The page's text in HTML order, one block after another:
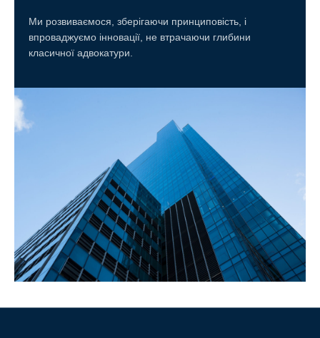
Ми розвиваємося, зберігаючи принциповість, і
впроваджуємо інновації, не втрачаючи глибини
класичної адвокатури.